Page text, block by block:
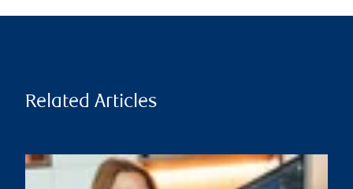
Related Articles